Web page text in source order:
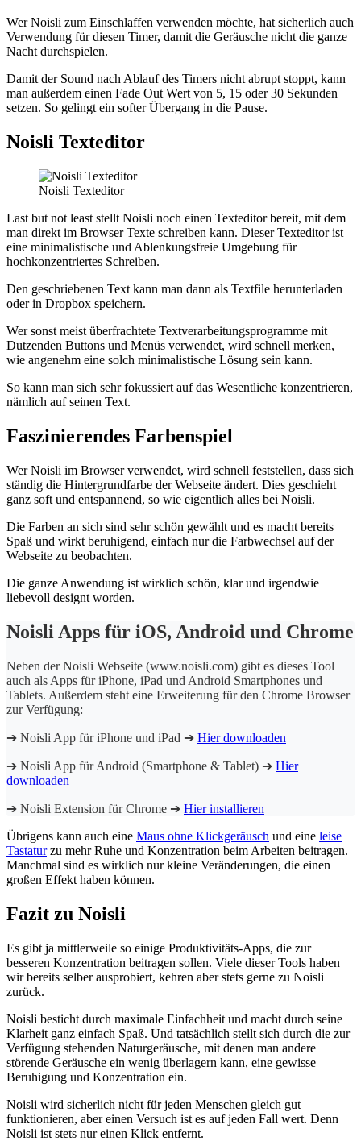
Wer Noisli zum Einschlaffen verwenden möchte, hat sicherlich auch
Verwendung für diesen Timer, damit die Geräusche nicht die ganze
Nacht durchspielen.
Damit der Sound nach Ablauf des Timers nicht abrupt stoppt, kann
man außerdem einen Fade Out Wert von 5, 15 oder 30 Sekunden
setzen. So gelingt ein softer Übergang in die Pause.
Noisli Texteditor
Noisli Texteditor
Last but not least stellt Noisli noch einen Texteditor bereit, mit dem
man direkt im Browser Texte schreiben kann. Dieser Texteditor ist
eine minimalistische und Ablenkungsfreie Umgebung für
hochkonzentriertes Schreiben.
Den geschriebenen Text kann man dann als Textfile herunterladen
oder in Dropbox speichern.
Wer sonst meist überfrachtete Textverarbeitungsprogramme mit
Dutzenden Buttons und Menüs verwendet, wird schnell merken,
wie angenehm eine solch minimalistische Lösung sein kann.
So kann man sich sehr fokussiert auf das Wesentliche konzentrieren,
nämlich auf seinen Text.
Faszinierendes Farbenspiel
Wer Noisli im Browser verwendet, wird schnell feststellen, dass sich
ständig die Hintergrundfarbe der Webseite ändert. Dies geschieht
ganz soft und entspannend, so wie eigentlich alles bei Noisli.
Die Farben an sich sind sehr schön gewählt und es macht bereits
Spaß und wirkt beruhigend, einfach nur die Farbwechsel auf der
Webseite zu beobachten.
Die ganze Anwendung ist wirklich schön, klar und irgendwie
liebevoll designt worden.
Noisli Apps für iOS, Android und Chrome
Neben der Noisli Webseite (www.noisli.com) gibt es dieses Tool
auch als Apps für iPhone, iPad und Android Smartphones und
Tablets. Außerdem steht eine Erweiterung für den Chrome Browser
zur Verfügung:
➔ Noisli App für iPhone und iPad ➔ Hier downloaden
➔ Noisli App für Android (Smartphone & Tablet) ➔ Hier
downloaden
➔ Noisli Extension für Chrome ➔ Hier installieren
Übrigens kann auch eine Maus ohne Klickgeräusch und eine leise
Tastaturzu mehr Ruhe und Konzentration beim Arbeiten beitragen.
Manchmal sind es wirklich nur kleine Veränderungen, die einen
großen Effekt haben können.
Fazit zu Noisli
Es gibt ja mittlerweile so einige Produktivitäts-Apps, die zur
besseren Konzentration beitragen sollen. Viele dieser Tools haben
wir bereits selber ausprobiert, kehren aber stets gerne zu Noisli
zurück.
Noisli besticht durch maximale Einfachheit und macht durch seine
Klarheit ganz einfach Spaß. Und tatsächlich stellt sich durch die zur
Verfügung stehenden Naturgeräusche, mit denen man andere
störende Geräusche ein wenig überlagern kann, eine gewisse
Beruhigung und Konzentration ein.
Noisli wird sicherlich nicht für jeden Menschen gleich gut
funktionieren, aber einen Versuch ist es auf jeden Fall wert. Denn
Noisli ist stets nur einen Klick entfernt.